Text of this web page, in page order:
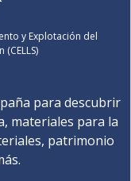
y Explotación del
para descubrir
materiales para la
patrimonio